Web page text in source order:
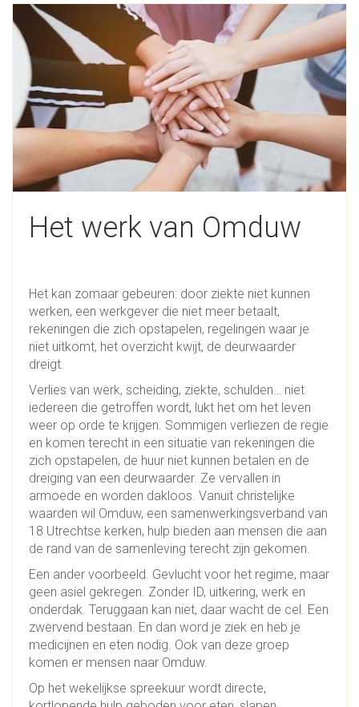
Het werk van Omduw
Het kan zomaar gebeuren: door ziekte niet kunnen
werken, een werkgever die niet meer betaalt,
rekeningen die zich opstapelen, regelingen waar je
niet uitkomt, het overzicht kwijt, de deurwaarder
dreigt.
Verlies van werk, scheiding, ziekte, schulden… niet
iedereen die getroffen wordt, lukt het om het leven
weer op orde te krijgen. Sommigen verliezen de regie
en komen terecht in een situatie van rekeningen die
zich opstapelen, de huur niet kunnen betalen en de
dreiging van een deurwaarder. Ze vervallen in
armoede en worden dakloos. Vanuit christelijke
waarden wil Omduw, een samenwerkingsverband van
18 Utrechtse kerken, hulp bieden aan mensen die aan
de rand van de samenleving terecht zijn gekomen.
Een ander voorbeeld. Gevlucht voor het regime, maar
geen asiel gekregen. Zonder ID, uitkering, werk en
onderdak. Teruggaan kan niet, daar wacht de cel. Een
zwervend bestaan. En dan word je ziek en heb je
medicijnen en eten nodig. Ook van deze groep
komen er mensen naar Omduw.
Op het wekelijkse spreekuur wordt directe,